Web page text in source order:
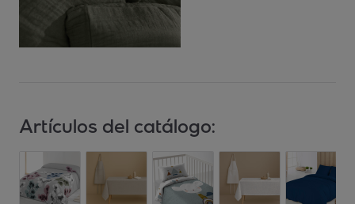
Artículos del catálogo: